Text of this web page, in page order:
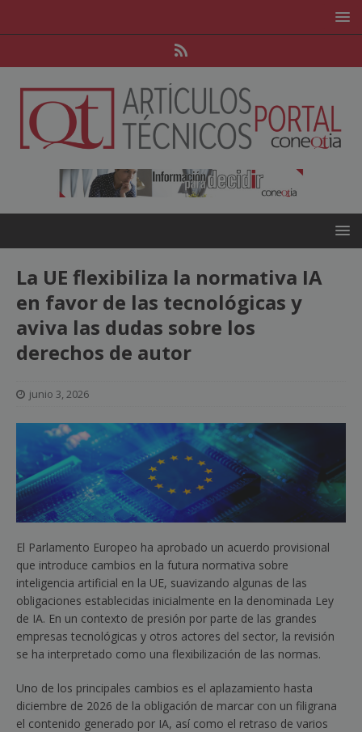
La UE flexibiliza la normativa IA
en favor de las tecnológicas y
aviva las dudas sobre los
derechos de autor
junio 3, 2026
El Parlamento Europeo ha aprobado un acuerdo provisional
que introduce cambios en la futura normativa sobre
inteligencia artificial en la UE, suavizando algunas de las
obligaciones establecidas inicialmente en la denominada Ley
de IA. En un contexto de presión por parte de las grandes
empresas tecnológicas y otros actores del sector, la revisión
se ha interpretado como una flexibilización de las normas.
Uno de los principales cambios es el aplazamiento hasta
diciembre de 2026 de la obligación de marcar con un filigrana
el contenido generado por IA, así como el retraso de varios